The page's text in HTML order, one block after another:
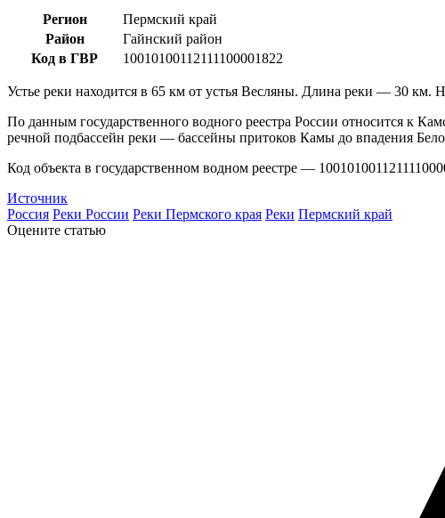
Регион
Пермский край
Район
Гайнский район
Код в ГВР
10010100112111100001822
Устье реки находится в 65 км от устья Весляны. Длина реки — 30
По данным государственного водного реестра России относится к
речной подбассейн реки — бассейны притоков Камы до впадения
Код объекта в государственном водном реестре —
Источник
Россия Реки России Реки Пермского края Реки Пермский край
Оцените статью